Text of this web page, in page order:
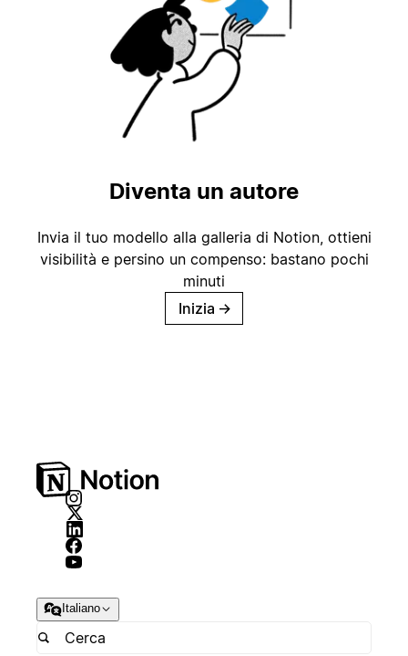
Diventa un autore
Invia il tuo modello alla galleria di Notion, ottieni
visibilità e persino un compenso: bastano pochi
minuti
Inizia →
Italiano